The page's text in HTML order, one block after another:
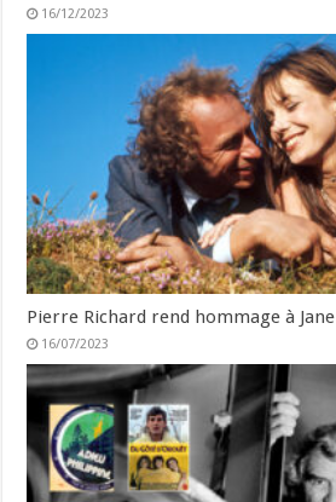
16/12/2023
Pierre Richard rend hommage à
16/07/2023